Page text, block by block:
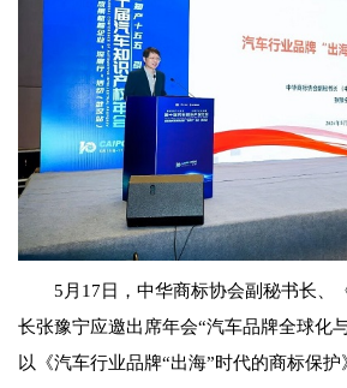
5月17日，中华商标协会副秘书长、
长张豫宁应邀出席年会“汽车品牌全球化
以《汽车行业品牌“出海”时代的商标保护